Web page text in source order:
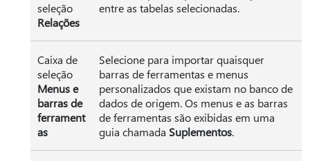
seleção
Relações
entre as tabelas selecionadas.
Caixa de
seleção
Menus e
barras de
ferrament
as
Selecione para importar quaisquer
barras de ferramentas e menus
personalizados que existam no banco de
dados de origem. Os menus e as barras
de ferramentas são exibidas em uma
guia chamada Suplementos.